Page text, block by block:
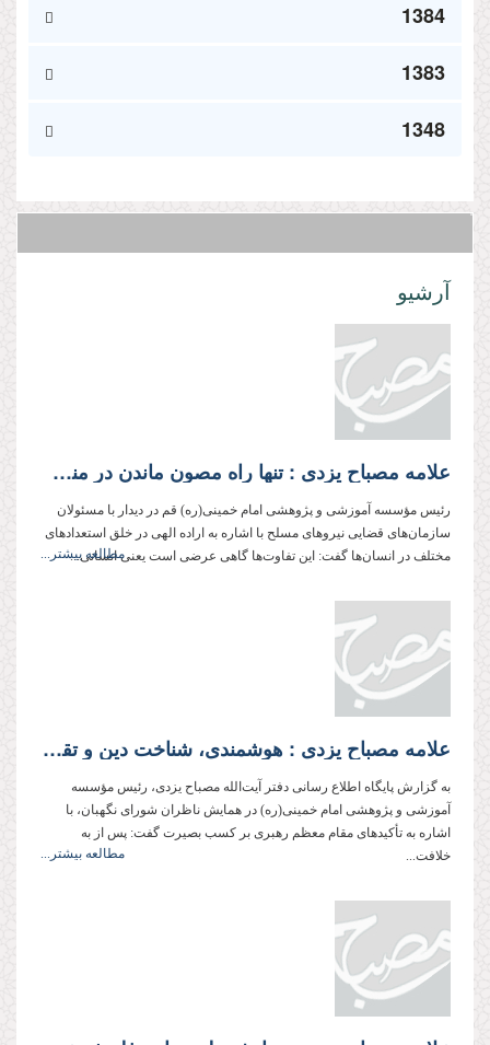
1384
1383
1348
آرشیو
علامه مصباح یزدی : تنها راه مصون ماندن در منصب قضاوت، توکل بر خدا و توسل به اولیای اوست
رئیس مؤسسه آموزشی و پژوهشی امام خمینی(ره) قم در دیدار با مسئولان
سازمان‌های قضایی نیروهای مسلح با اشاره به اراده الهی در خلق استعدادهای
مختلف در انسان‌ها گفت: این تفاوت‌ها گاهی عرضی است یعنی انسانی...
مطالعه بیشتر...
علامه مصباح یزدی : هوشمندی، شناخت دین و تقوا سه رأس مثلث بصیرت هستند
به گزارش پایگاه اطلاع رسانی دفتر آیت‌الله مصباح یزدی، رئیس مؤسسه
آموزشی و پژوهشی امام خمینی(ره) در همایش ناظران شورای نگهبان، با
اشاره به تأکیدهای مقام معظم رهبری بر کسب بصیرت گفت: پس از به
خلافت...
مطالعه بیشتر...